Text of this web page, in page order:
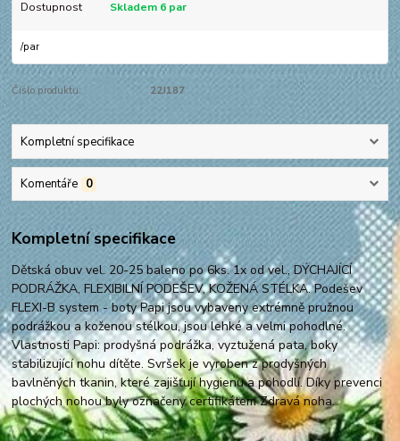
Dostupnost Skladem 6 par
/par
Číslo produktu: 22J187
Kompletní specifikace
Komentáře 0
Kompletní specifikace
Dětská obuv vel. 20-25 baleno po 6ks. 1x od vel., DÝCHAJÍCÍ
PODRÁŽKA, FLEXIBILNÍ PODEŠEV, KOŽENÁ STÉLKA. Podešev
FLEXI-B system - boty Papi jsou vybaveny extrémně pružnou
podrážkou a koženou stélkou, jsou lehké a velmi pohodlné.
Vlastnosti Papi: prodyšná podrážka, vyztužená pata, boky
stabilizující nohu dítěte. Svršek je vyroben z prodyšných
bavlněných tkanin, které zajišťují hygienu a pohodlí. Díky prevenci
plochých nohou byly označeny certifikátem Zdravá noha.